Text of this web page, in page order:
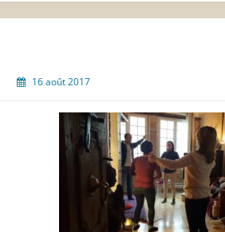
16 août 2017